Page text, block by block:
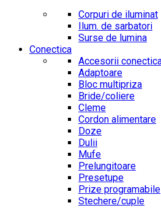
Corpuri de iluminat
Ilum. de sarbatori
Surse de lumina
Conectica
Accesorii
Adaptoare
Bloc multipriza
Bride/coliere
Cleme
Cordon alimentare
Doze
Dulii
Mufe
Prelungitoare
Presetupe
Prize programabile
Stechere/cuple